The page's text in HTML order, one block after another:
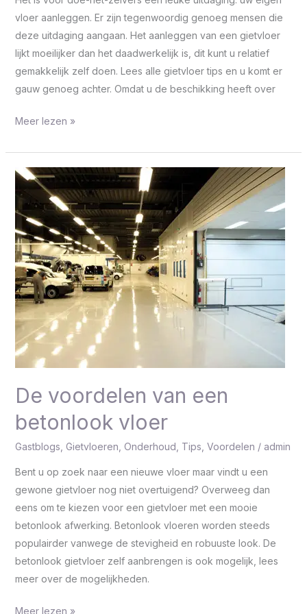
vloer aanleggen. Er zijn tegenwoordig genoeg mensen die
deze uitdaging aangaan. Het aanleggen van een gietvloer
lijkt moeilijker dan het daadwerkelijk is, dit kunt u relatief
gemakkelijk zelf doen. Lees alle gietvloer tips en u komt er
gauw genoeg achter. Omdat u de beschikking heeft over
Meer lezen »
De voordelen van een
betonlook vloer
Gastblogs Gietvloeren Onderhoud Tips Voordelen / admin
Bent u op zoek naar een nieuwe vloer maar vindt u een
gewone gietvloer nog niet overtuigend? Overweeg dan
eens om te kiezen voor een gietvloer met een mooie
betonlook afwerking. Betonlook vloeren worden steeds
populairder vanwege de stevigheid en robuuste look. De
betonlook gietvloer zelf aanbrengen is ook mogelijk, lees
meer over de mogelijkheden.
De
voordelen
van
een
betonlook
vloer
Meer lezen »